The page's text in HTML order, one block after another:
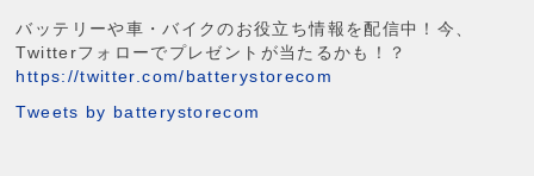
バッテリーや車・バイクのお役立ち情報を配信中！今、
Twitterフォローでプレゼントが当たるかも！？
https://twitter.com/batterystorecom
Tweets by batterystorecom